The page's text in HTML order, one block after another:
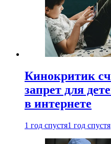
Кинокритик
запрет для
в интернете
1 год спустя1 год спустя